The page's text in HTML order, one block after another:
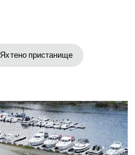
Яхтено пристанище